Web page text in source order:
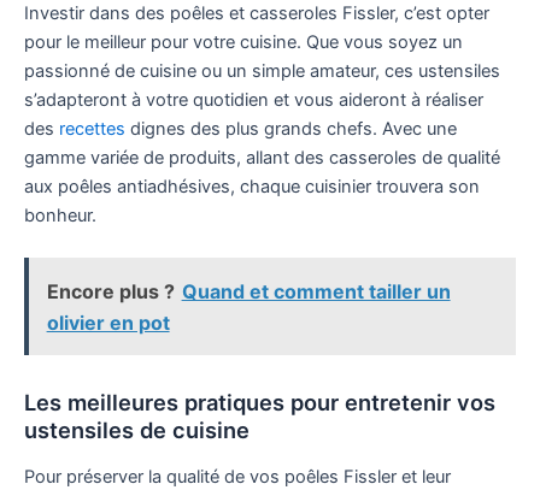
Investir dans des poêles et casseroles Fissler, c’est opter
pour le meilleur pour votre cuisine. Que vous soyez un
passionné de cuisine ou un simple amateur, ces ustensiles
s’adapteront à votre quotidien et vous aideront à réaliser
des recettes dignes des plus grands chefs. Avec une
gamme variée de produits, allant des casseroles de qualité
aux poêles antiadhésives, chaque cuisinier trouvera son
bonheur.
Encore plus ? Quand et comment tailler un
olivier en pot
Les meilleures pratiques pour entretenir vos
ustensiles de cuisine
Pour préserver la qualité de vos poêles Fissler et leur